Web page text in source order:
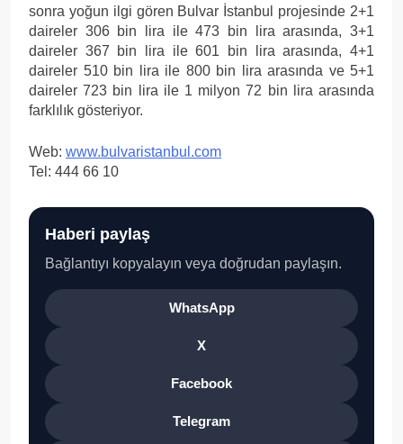
sonra yoğun ilgi gören Bulvar İstanbul projesinde 2+1
daireler 306 bin lira ile 473 bin lira arasında, 3+1
daireler 367 bin lira ile 601 bin lira arasında, 4+1
daireler 510 bin lira ile 800 bin lira arasında ve 5+1
daireler 723 bin lira ile 1 milyon 72 bin lira arasında
farklılık gösteriyor.
Web: www.bulvaristanbul.com
Tel: 444 66 10
Haberi paylaş
Bağlantıyı kopyalayın veya doğrudan paylaşın.
WhatsApp
X
Facebook
Telegram